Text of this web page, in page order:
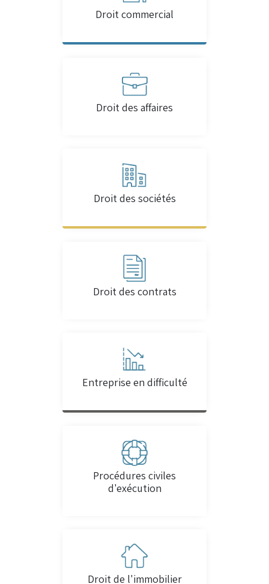
Droit commercial
Droit des affaires
Droit des sociétés
Droit des contrats
Entreprise en difficulté
Procédures civiles
d'exécution
Droit de l'immobilier